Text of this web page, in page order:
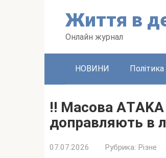
Життя в
Oнлaйн жypнaл
HOBИHИ
‼️ Мacoвa
дoпpaвляють в
07.07.2026 Pyбpикa: Pізнe